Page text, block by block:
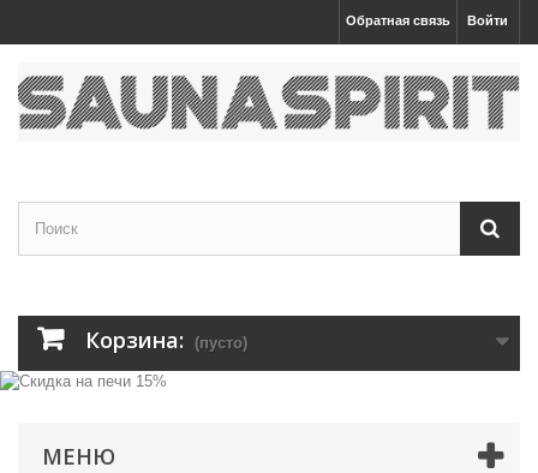
Войти
Обратная связь
Корзина: (пусто)
МЕНЮ